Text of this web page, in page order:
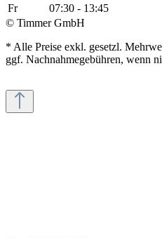
Fr
07:30 - 13:45
© Timmer GmbH
* Alle Preise exkl. gesetzl.
ggf. Nachnahmegebühren, wenn